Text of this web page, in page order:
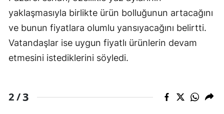
yaklaşmasıyla birlikte ürün bolluğunun artacağını
ve bunun fiyatlara olumlu yansıyacağını belirtti.
Vatandaşlar ise uygun fiyatlı ürünlerin devam
etmesini istediklerini söyledi.
2 /3